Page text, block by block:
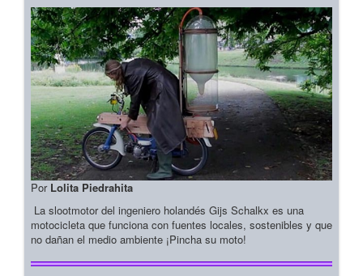
Por Lolita Piedrahita
La slootmotor del ingeniero holandés Gijs Schalkx es una
motocicleta que funciona con fuentes locales, sostenibles y que
no dañan el medio ambiente ¡Pincha su moto!